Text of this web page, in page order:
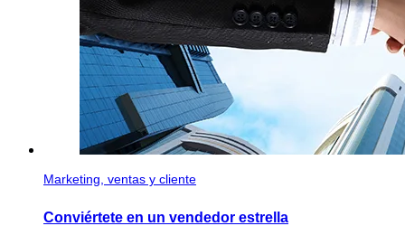
Marketing, ventas y cliente
Conviértete en un vendedor estrella